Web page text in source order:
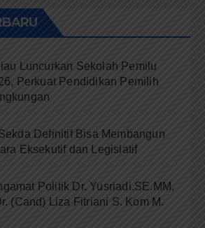
Luncurkan Sekolah Pemilu
Perkuat Pendidikan Pemilih
Definitif Bisa Membangun
Eksekutif dan Legislatif
Politik Dr. Yusriadi.SE.MM,
(Cand) Liza Fitriani S. Kom M.